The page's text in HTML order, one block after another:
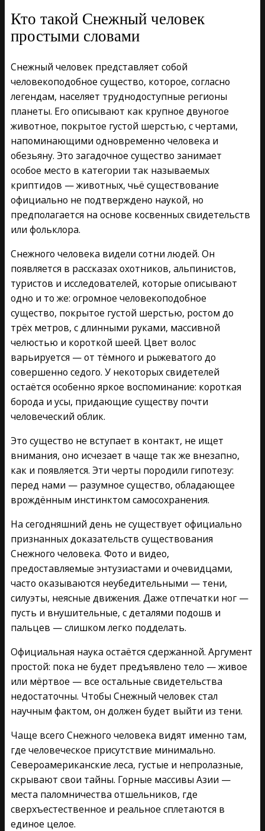
Кто такой Снежный человек
простыми словами
Снежный человек представляет собой
человекоподобное существо, которое, согласно
легендам, населяет труднодоступные регионы
планеты. Его описывают как крупное двуногое
животное, покрытое густой шерстью, с чертами,
напоминающими одновременно человека и
обезьяну. Это загадочное существо занимает
особое место в категории так называемых
криптидов — животных, чьё существование
официально не подтверждено наукой, но
предполагается на основе косвенных свидетельств
или фольклора.
Снежного человека видели сотни людей. Он
появляется в рассказах охотников, альпинистов,
туристов и исследователей, которые описывают
одно и то же: огромное человекоподобное
существо, покрытое густой шерстью, ростом до
трёх метров, с длинными руками, массивной
челюстью и короткой шеей. Цвет волос
варьируется — от тёмного и рыжеватого до
совершенно седого. У некоторых свидетелей
остаётся особенно яркое воспоминание: короткая
борода и усы, придающие существу почти
человеческий облик.
Это существо не вступает в контакт, не ищет
внимания, оно исчезает в чаще так же внезапно,
как и появляется. Эти черты породили гипотезу:
перед нами — разумное существо, обладающее
врождённым инстинктом самосохранения.
На сегодняшний день не существует официально
признанных доказательств существования
Снежного человека. Фото и видео,
предоставляемые энтузиастами и очевидцами,
часто оказываются неубедительными — тени,
силуэты, неясные движения. Даже отпечатки ног —
пусть и внушительные, с деталями подошв и
пальцев — слишком легко подделать.
Официальная наука остаётся сдержанной. Аргумент
простой: пока не будет предъявлено тело — живое
или мёртвое — все остальные свидетельства
недостаточны. Чтобы Снежный человек стал
научным фактом, он должен будет выйти из тени.
Чаще всего Снежного человека видят именно там,
где человеческое присутствие минимально.
Североамериканские леса, густые и непролазные,
скрывают свои тайны. Горные массивы Азии —
места паломничества отшельников, где
сверхъестественное и реальное сплетаются в
единое целое.